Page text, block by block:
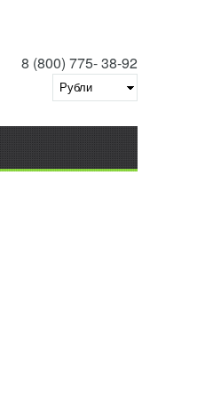
8 (800) 775- 38-92